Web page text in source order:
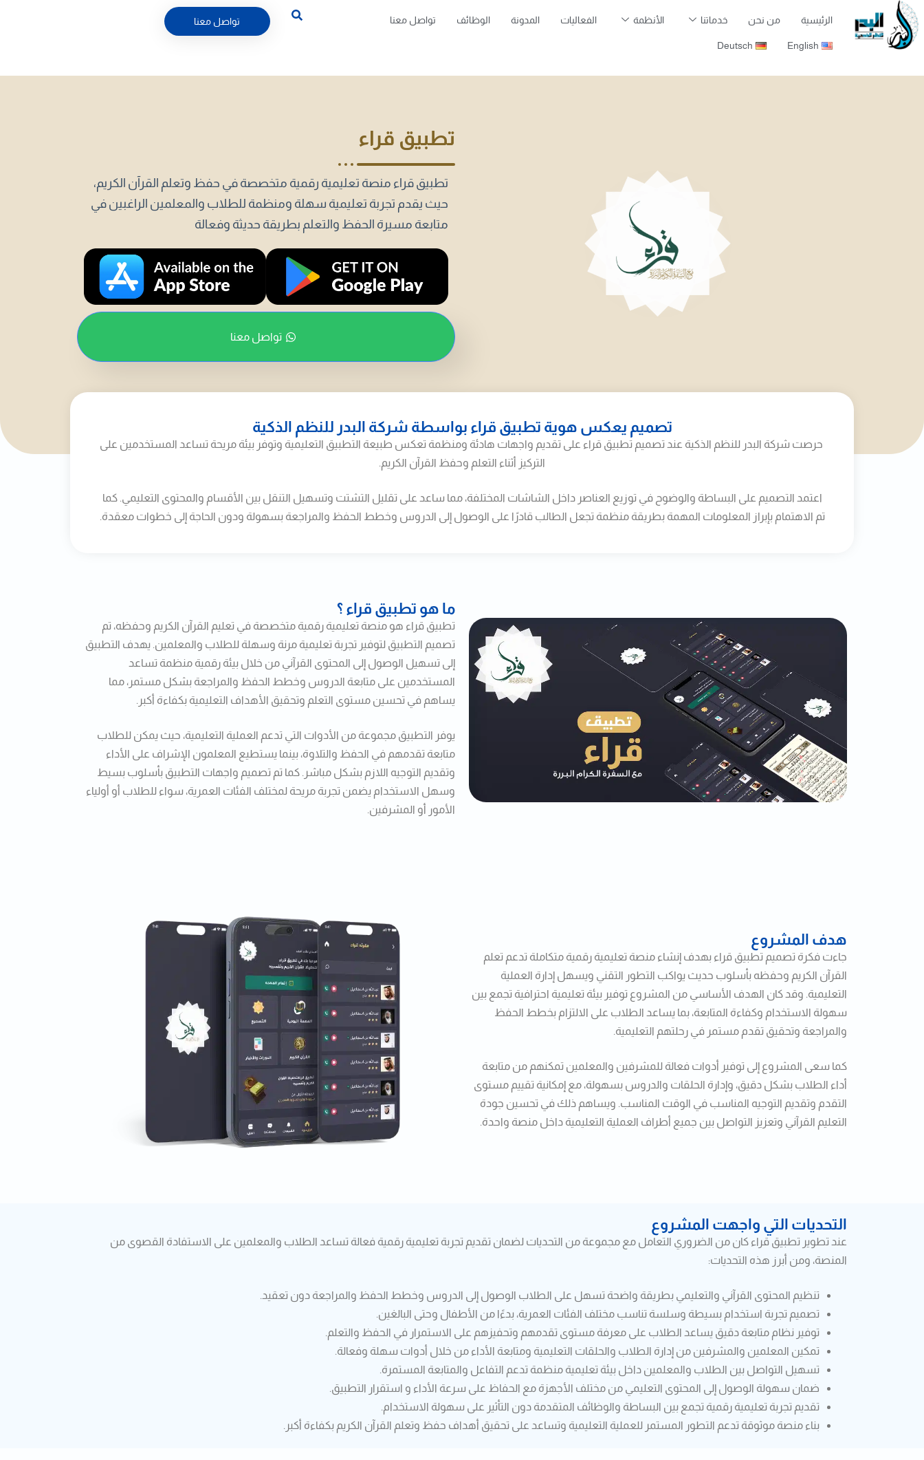
الرئيسية من نحن خدماتنا الأنظمة الفعاليات المدونة الوظائف تواصل معنا
English
Deutsch
تواصل معنا
تطبيق قراء
تطبيق قراء منصة تعليمية رقمية متخصصة في حفظ وتعلم القرآن الكريم،
حيث يقدم تجربة تعليمية سهلة ومنظمة للطلاب والمعلمين الراغبين في
متابعة مسيرة الحفظ والتعلم بطريقة حديثة وفعالة
تواصل معنا
تصميم يعكس هوية تطبيق قراء بواسطة شركة البدر للنظم الذكية
حرصت شركة البدر للنظم الذكية عند تصميم تطبيق قراء على تقديم واجهات هادئة ومنظمة تعكس طبيعة التطبيق التعليمية وتوفر بيئة مريحة تساعد المستخدمين على
التركيز أثناء التعلم وحفظ القرآن الكريم.
اعتمد التصميم على البساطة والوضوح في توزيع العناصر داخل الشاشات المختلفة، مما ساعد على تقليل التشتت وتسهيل التنقل بين الأقسام والمحتوى التعليمي. كما
تم الاهتمام بإبراز المعلومات المهمة بطريقة منظمة تجعل الطالب قادرًا على الوصول إلى الدروس وخطط الحفظ والمراجعة بسهولة ودون الحاجة إلى خطوات معقدة.
ما هو تطبيق قراء ؟
تطبيق قراء هو منصة تعليمية رقمية متخصصة في تعليم القرآن الكريم وحفظه، تم
تصميم التطبيق لتوفير تجربة تعليمية مرنة وسهلة للطلاب والمعلمين. يهدف التطبيق
إلى تسهيل الوصول إلى المحتوى القرآني من خلال بيئة رقمية منظمة تساعد
المستخدمين على متابعة الدروس وخطط الحفظ والمراجعة بشكل مستمر، مما
يساهم في تحسين مستوى التعلم وتحقيق الأهداف التعليمية بكفاءة أكبر.
يوفر التطبيق مجموعة من الأدوات التي تدعم العملية التعليمية، حيث يمكن للطلاب
متابعة تقدمهم في الحفظ والتلاوة، بينما يستطيع المعلمون الإشراف على الأداء
وتقديم التوجيه اللازم بشكل مباشر. كما تم تصميم واجهات التطبيق بأسلوب بسيط
وسهل الاستخدام يضمن تجربة مريحة لمختلف الفئات العمرية، سواء للطلاب أو أولياء
الأمور أو المشرفين.
هدف المشروع
جاءت فكرة تصميم تطبيق قراء بهدف إنشاء منصة تعليمية رقمية متكاملة تدعم تعلم
القرآن الكريم وحفظه بأسلوب حديث يواكب التطور التقني ويسهل إدارة العملية
التعليمية. وقد كان الهدف الأساسي من المشروع توفير بيئة تعليمية احترافية تجمع بين
سهولة الاستخدام وكفاءة المتابعة، بما يساعد الطلاب على الالتزام بخطط الحفظ
والمراجعة وتحقيق تقدم مستمر في رحلتهم التعليمية.
كما سعى المشروع إلى توفير أدوات فعالة للمشرفين والمعلمين تمكنهم من متابعة
أداء الطلاب بشكل دقيق، وإدارة الحلقات والدروس بسهولة، مع إمكانية تقييم مستوى
التقدم وتقديم التوجيه المناسب في الوقت المناسب. ويساهم ذلك في تحسين جودة
التعليم القرآني وتعزيز التواصل بين جميع أطراف العملية التعليمية داخل منصة واحدة.
التحديات التي واجهت المشروع
عند تطوير تطبيق قراء كان من الضروري التعامل مع مجموعة من التحديات لضمان تقديم تجربة تعليمية رقمية فعالة تساعد الطلاب والمعلمين على الاستفادة القصوى من
المنصة، ومن أبرز هذه التحديات:
تنظيم المحتوى القرآني والتعليمي بطريقة واضحة تسهل على الطلاب الوصول إلى الدروس وخطط الحفظ والمراجعة دون تعقيد.
تصميم تجربة استخدام بسيطة وسلسة تناسب مختلف الفئات العمرية، بدءًا من الأطفال وحتى البالغين.
توفير نظام متابعة دقيق يساعد الطلاب على معرفة مستوى تقدمهم وتحفيزهم على الاستمرار في الحفظ والتعلم.
تمكين المعلمين والمشرفين من إدارة الطلاب والحلقات التعليمية ومتابعة الأداء من خلال أدوات سهلة وفعالة.
تسهيل التواصل بين الطلاب والمعلمين داخل بيئة تعليمية منظمة تدعم التفاعل والمتابعة المستمرة.
ضمان سهولة الوصول إلى المحتوى التعليمي من مختلف الأجهزة مع الحفاظ على سرعة الأداء و استقرار التطبيق.
تقديم تجربة تعليمية رقمية تجمع بين البساطة والوظائف المتقدمة دون التأثير على سهولة الاستخدام.
بناء منصة موثوقة تدعم التطور المستمر للعملية التعليمية وتساعد على تحقيق أهداف حفظ وتعلم القرآن الكريم بكفاءة أكبر.